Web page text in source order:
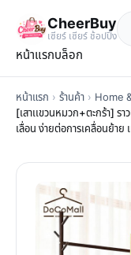
CheerBuy
เซียร์ เซียร์ ช้อปปิ้ง
หน้าแรกบล็อก
หน้าแรก › ร้านค้า › Home
[เสาเเขวนหมวก+ตะกร้า] ร
เลื่อน ง่ายต่อการเคลื่อนย้าย เ